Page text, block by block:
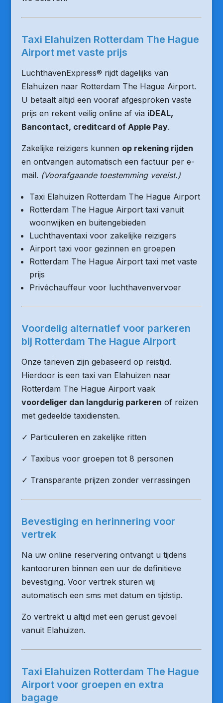
Taxi Elahuizen Rotterdam The Hague
Airport met vaste prijs
LuchthavenExpress® rijdt dagelijks van
Elahuizen naar Rotterdam The Hague Airport.
U betaalt altijd een vooraf afgesproken vaste
prijs en rekent veilig online af via iDEAL,
Bancontact, creditcard of Apple Pay.
Zakelijke reizigers kunnen op rekening rijden
en ontvangen automatisch een factuur per e-
mail. (Voorafgaande toestemming vereist.)
Taxi Elahuizen Rotterdam The Hague Airport
Rotterdam The Hague Airport taxi vanuit
woonwijken en buitengebieden
Luchthaventaxi voor zakelijke reizigers
Airport taxi voor gezinnen en groepen
Rotterdam The Hague Airport taxi met vaste
prijs
Privéchauffeur voor luchthavenvervoer
Voordelig alternatief voor parkeren
bij Rotterdam The Hague Airport
Onze tarieven zijn gebaseerd op reistijd.
Hierdoor is een taxi van Elahuizen naar
Rotterdam The Hague Airport vaak
voordeliger dan langdurig parkeren of reizen
met gedeelde taxidiensten.
✓ Particulieren en zakelijke ritten
✓ Taxibus voor groepen tot 8 personen
✓ Transparante prijzen zonder verrassingen
Bevestiging en herinnering voor
vertrek
Na uw online reservering ontvangt u tijdens
kantooruren binnen een uur de definitieve
bevestiging. Voor vertrek sturen wij
automatisch een sms met datum en tijdstip.
Zo vertrekt u altijd met een gerust gevoel
vanuit Elahuizen.
Taxi Elahuizen Rotterdam The Hague
Airport voor groepen en extra
bagage